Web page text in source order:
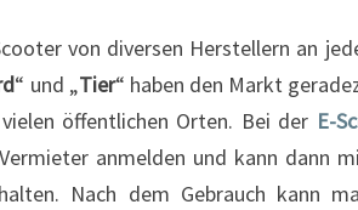
von diversen Herstellern an
“ und „Tier“ haben den Markt
öffentlichen Orten. Bei der E-
anmelden und kann dann
Nach dem Gebrauch kann